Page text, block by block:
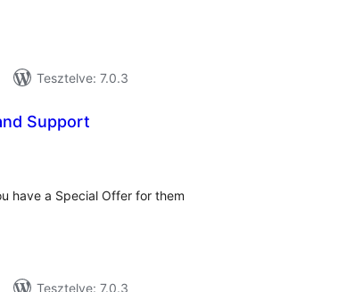
Tesztelve: 7.0.3
Support
have a Special Offer for them
Tesztelve: 7.0.3